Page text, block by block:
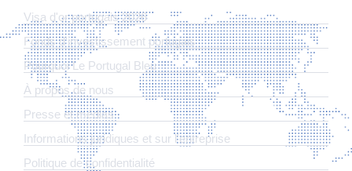
Visa d'or portugais 2026
Fonds d'investissement portugais
Pourquoi Le Portugal Bleu
À propos de nous
Presse et médias
Informations juridiques et sur l'entreprise
​Politique de confidentialité